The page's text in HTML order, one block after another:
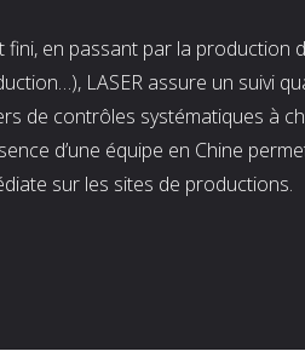
fini, en passant par la production
LASER assure un suivi
de contrôles systématiques à
d’une équipe en Chine
sur les sites de productions.